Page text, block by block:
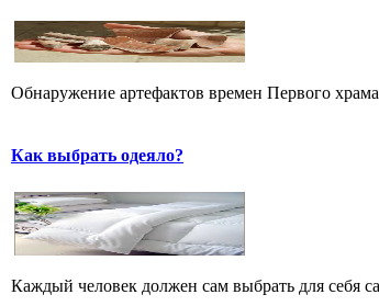
Обнаружение артефактов времен Первого
Как выбрать одеяло?
Каждый человек должен сам выбрать для себя